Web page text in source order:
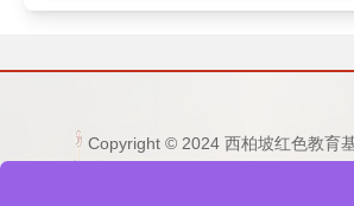
令部召开的旅以上干部会议，与杨得
成武等共同拟定了攻打石家庄的战略
Copyright © 2024 西柏坡红色教育